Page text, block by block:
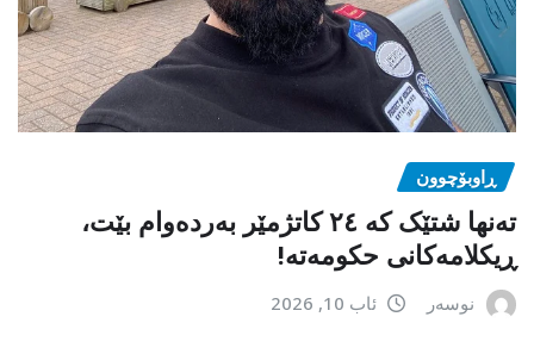
ڕاوبۆچوون
تەنها شتێک کە ٢٤ کاتژمێر بەردەوام بێت،
ڕیکلامەکانی حکومەتە!
نوسەر ئاب 10, 2026